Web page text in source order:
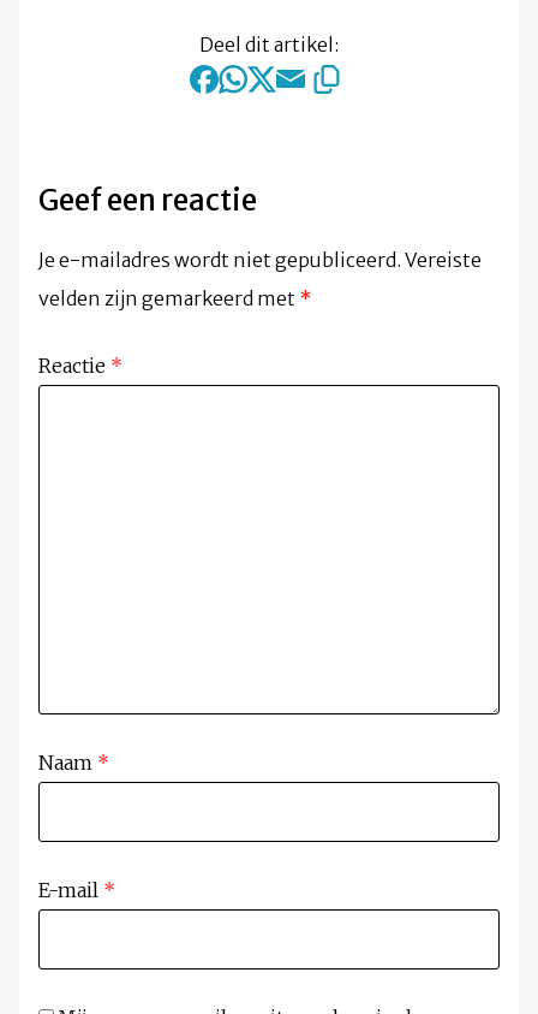
Deel dit artikel:
Geef een reactie
Je e-mailadres wordt niet gepubliceerd. Vereiste
velden zijn gemarkeerd met *
Reactie *
Naam *
E-mail *